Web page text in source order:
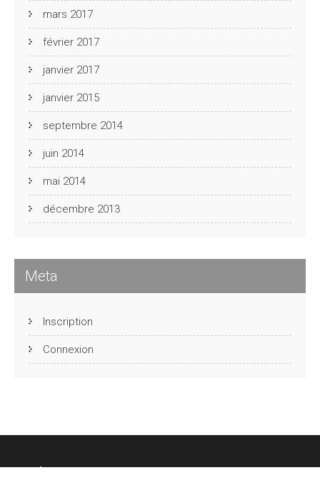
mars 2017
février 2017
janvier 2017
janvier 2015
septembre 2014
juin 2014
mai 2014
décembre 2013
Meta
Inscription
Connexion